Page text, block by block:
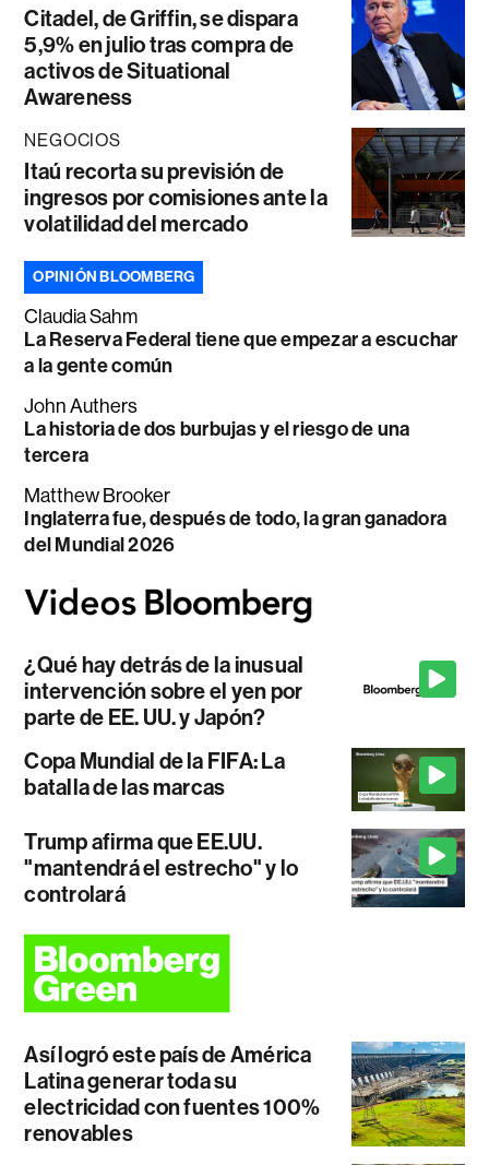
Citadel, de Griffin, se dispara
5,9% en julio tras compra de
activos de Situational
Awareness
NEGOCIOS
Itaú recorta su previsión de
ingresos por comisiones ante la
volatilidad del mercado
OPINIÓN BLOOMBERG
Claudia Sahm
La Reserva Federal tiene que empezar a escuchar
a la gente común
John Authers
La historia de dos burbujas y el riesgo de una
tercera
Matthew Brooker
Inglaterra fue, después de todo, la gran ganadora
del Mundial 2026
¿Qué hay detrás de la inusual
intervención sobre el yen por
parte de EE. UU. y Japón?
Copa Mundial de la FIFA: La
batalla de las marcas
Trump afirma que EE.UU.
"mantendrá el estrecho" y lo
controlará
Así logró este país de América
Latina generar toda su
electricidad con fuentes 100%
renovables